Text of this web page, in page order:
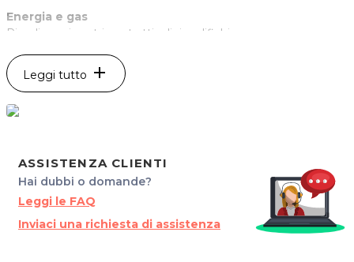
Energia e gas
Rivediamo i vostri contratti e li riqualifichiamo con un prezzo
Riqualificazione energetica
Riqualificazione energetiche del 110% per la tua azienda e per
Internet e telecomunicazione
P.IVA 01208030328
Sede di Monfalcone
34074 Monfalcone (GO)
Leggi tutto add
ASSISTENZA CLIENTI
Hai dubbi o domande?
Leggi le FAQ
Inviaci una richiesta di assistenza